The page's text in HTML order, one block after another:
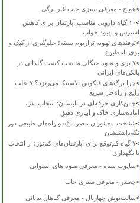
>هویج - معرفی سبزی جات غیر برگی
>
۱۰ گیاه دارویی مناسب آپارتمان برای کاهش
استرس و بهبود خواب
>ترفندهای تهویه تراریوم بسته؛ جلوگیری از کپک و
بوی نامطبوع
>
۷ بری و میوه جنگلی مناسب کشت گلدانی در
بالکن‌های ایرانی
>
چرا برگ‌های فیکوس الاستیکا می‌ریزد؟ ۷ علت
رایج و راه‌حل سریع
>چمن‌کاری حرفه‌ای در تابستان: انتخاب بذر،
آماده‌سازی خاک و آبیاری دقیق
>شناخت «جانوران مضر باغ» و راه‌های طبیعی دور
نگه‌داشتنشان
>
۷ گیاه کم‌توقع برای آپارتمان‌های کم‌نور؛ از انتخاب
تا نگهداری
>ساپوت سیاه - معرفی میوه های استوایی
>چغندر - معرفی سبزی جات
>سالت‌بوش چهاربال - معرفی گیاهان بیابانی